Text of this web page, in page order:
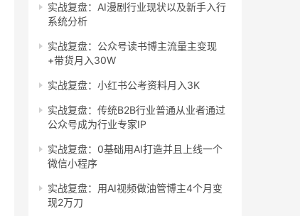
实战复盘：AI漫剧行业现状以及新手入行
系统分析
实战复盘：公众号读书博主流量主变现
+带货月入30W
实战复盘：小红书公考资料月入3K
实战复盘：传统B2B行业普通从业者通过
公众号成为行业专家IP
实战复盘：0基础用AI打造并且上线一个
微信小程序
实战复盘：用AI视频做油管博主4个月变
现2万刀